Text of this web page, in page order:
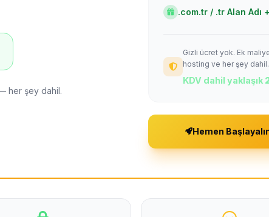
her şey dahil.
.com.tr / .tr Alan Adı
Gizli ücret yok. Ek
hosting ve her şey dahil.
KDV dahil yaklaşık
Hemen